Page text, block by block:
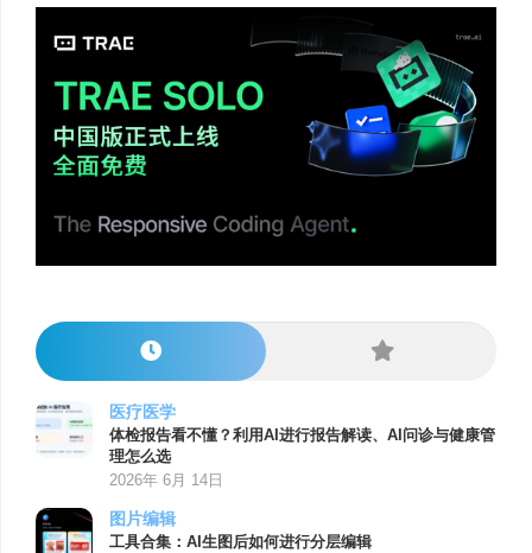
医疗医学
体检报告看不懂？利用AI进行报告解读、AI问诊与健康管
理怎么选
2026年 6月 14日
图片编辑
工具合集：AI生图后如何进行分层编辑